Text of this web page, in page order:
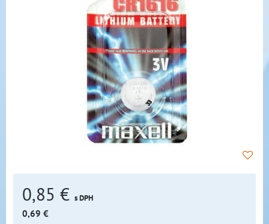
0,85 € s DPH
0,69 €